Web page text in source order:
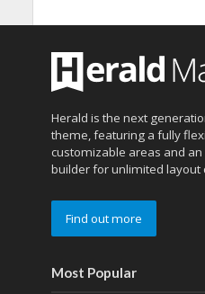
Herald is the next
theme, featuring a fully
customizable areas and
builder for unlimited layout
Find out more
Most Popular